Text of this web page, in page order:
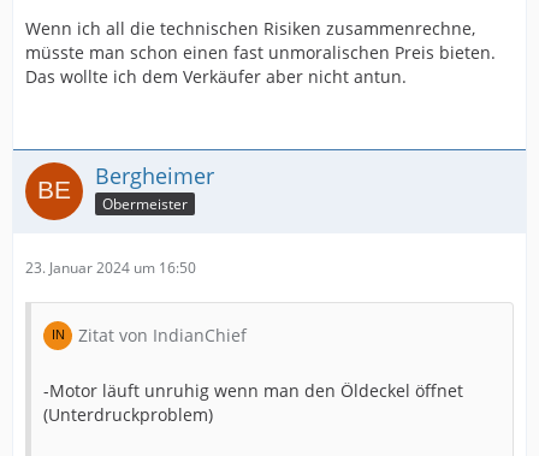
Wenn ich all die technischen Risiken zusammenrechne,
müsste man schon einen fast unmoralischen Preis bieten.
Das wollte ich dem Verkäufer aber nicht antun.
Bergheimer
Obermeister
23. Januar 2024 um 16:50
Zitat von IndianChief
-Motor läuft unruhig wenn man den Öldeckel öffnet
(Unterdruckproblem)